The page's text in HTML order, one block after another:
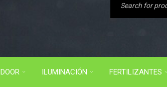
ILUMINACIÓN FERTILIZANTES